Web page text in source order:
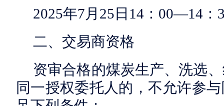
2025年7月25日14：00—14：
二、交易商资格
资审合格的煤炭生产、洗选
同一授权委托人的，不允许参